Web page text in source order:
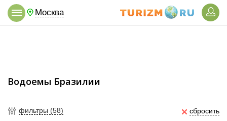
Москва
Водоемы Бразилии
фильтры (58) сбросить